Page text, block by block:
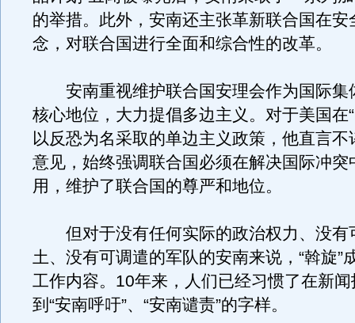
的举措。此外，安南还主张革新联合国在安
念，对联合国进行全面和综合性的改革。
安南重视维护联合国安理会作为国际集
核心地位，大力提倡多边主义。对于美国在
以反恐为名采取的单边主义政策，他直言不
意见，始终强调联合国必须在解决国际冲突
用，维护了联合国的尊严和地位。
但对于没有任何实际的政治权力、没有
土、没有可调遣的军队的安南来说，“斡旋”
工作内容。10年来，人们已经习惯了在新
到“安南呼吁”、“安南谴责”的字样。